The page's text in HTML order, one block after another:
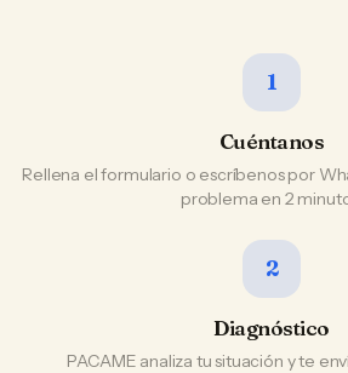
1
Cuéntanos
Rellena el formulario o escríbenos por
problema en 2
2
Diagnóstico
PACAME analiza tu situación y te